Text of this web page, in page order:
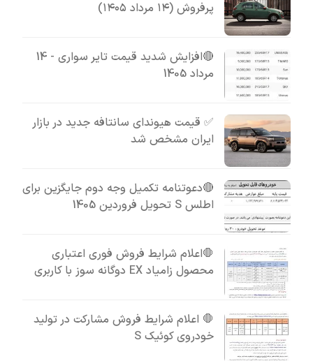
پرفروش (۱۴ مرداد ۱۴۰۵)
🔴افزایش شدید قیمت تایر سواری - 14
مرداد 1405
✅ قیمت هیوندای سانتافه جدید در بازار
ایران مشخص شد
🔴دعوتنامه تکمیل وجه دوم جایگزین برای
اطلس S تحویل فروردین 1405
🛑اعلام شرایط فروش فوری اعتباری
محصول زامیاد EX دوگانه سوز با کاربری
🛑 اعلام شرایط فروش مشارکت در تولید
خودروی کوئیک S